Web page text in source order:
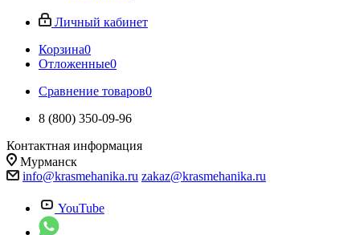
Личный кабинет
Корзина0
Отложенные0
Сравнение товаров0
8 (800) 350-09-96
Контактная информация
Мурманск
info@krasmehanika.ru zakaz@krasmehanika.ru
YouTube